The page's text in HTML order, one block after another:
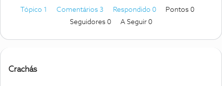
Tópico 1 Comentários 3 Respondido 0
Pontos 0
Seguidores 0 A Seguir 0
Crachás